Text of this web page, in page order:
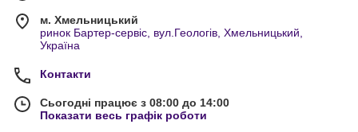
м. Хмельницький
ринок Бартер-сервіс, вул.Геологів, Хмельницький,
Україна
Контакти
Сьогодні працює з 08:00 до 14:00
Показати весь графік роботи